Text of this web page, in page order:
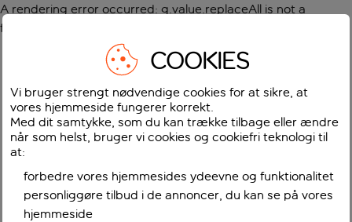
A rendering error occurred: g.value.replaceAll is not a
function
COOKIES
Vi bruger strengt nødvendige cookies for at sikre, at
vores hjemmeside fungerer korrekt.
Med dit samtykke, som du kan trække tilbage eller ændre
når som helst, bruger vi cookies og cookiefri teknologi til
at:
forbedre vores hjemmesides ydeevne og funktionalitet
personliggøre tilbud i de annoncer, du kan se på vores
hjemmeside